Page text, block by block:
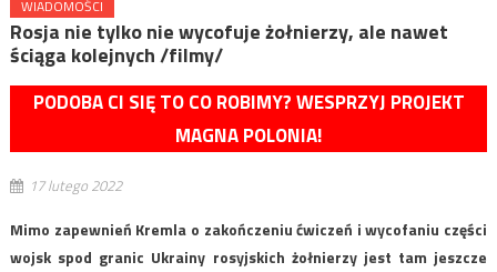
WIADOMOŚCI
Rosja nie tylko nie wycofuje żołnierzy, ale nawet
ściąga kolejnych /filmy/
PODOBA CI SIĘ TO CO ROBIMY? WESPRZYJ PROJEKT
MAGNA POLONIA!
17 lutego 2022
Mimo zapewnień Kremla o zakończeniu ćwiczeń i wycofaniu części
wojsk spod granic Ukrainy rosyjskich żołnierzy jest tam jeszcze